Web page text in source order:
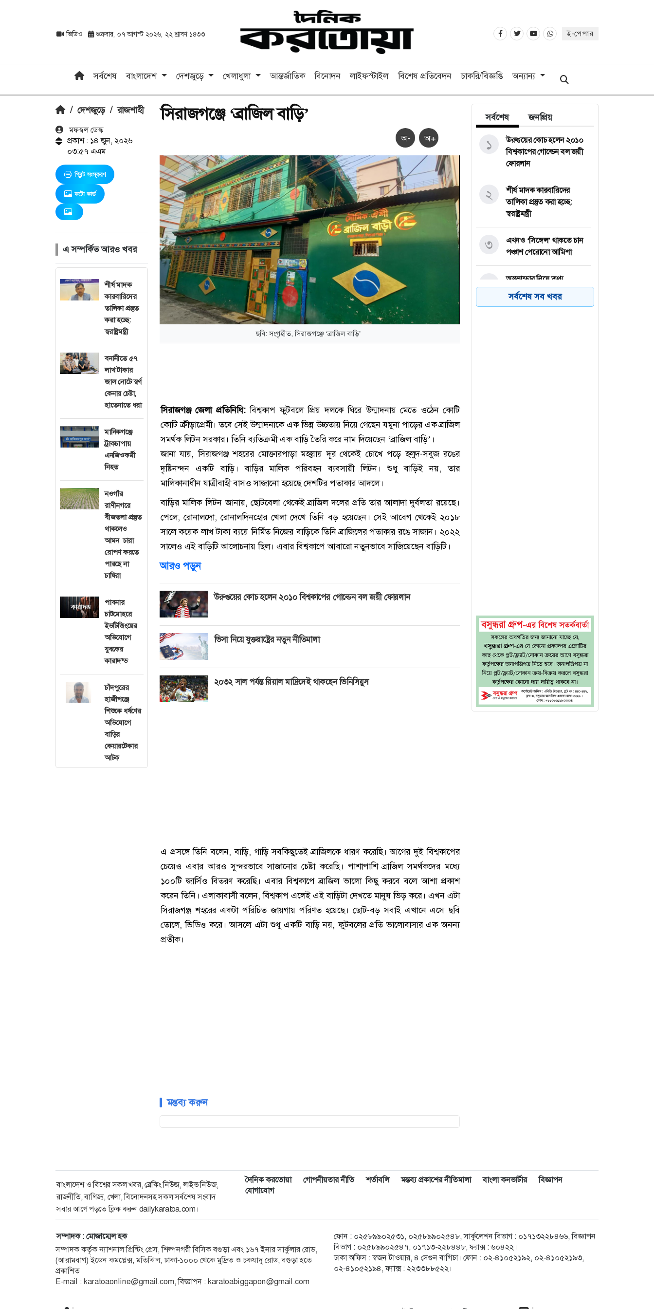
ভিডিও শুক্রবার, ০৭ আগস্ট ২০২৬, ২২ শ্রাবণ ১৪৩৩ ই-পেপার
সর্বশেষ বাংলাদেশ দেশজুড়ে খেলাধুলা আন্তর্জাতিক বিনোদন লাইফস্টাইল বিশেষ প্রতিবেদন চাকরি/বিজ্ঞপ্তি অন্যান্য
/ দেশজুড়ে / রাজশাহী
মফস্বল ডেস্ক
প্রকাশ : ১৪ জুন, ২০২৬
০৩:৫৭ এএম
প্রিন্ট সংস্করণ
ফটো কার্ড
এ সম্পর্কিত আরও খবর
শীর্ষ মাদক
কারবারিদের
তালিকা প্রস্তুত
করা হচ্ছে:
স্বরাষ্ট্রমন্ত্রী
বনানীতে ৫৭
লাখ টাকার
জাল নোটে স্বর্ণ
কেনার চেষ্টা,
হাতেনাতে ধরা
মানিকগঞ্জে
ট্রাকচাপায়
এনজিওকর্মী
নিহত
নওগাঁর
রাণীনগরে
বীজতলা প্রস্তুত
থাকলেও
আমন চারা
রোপণ করতে
পারছে না
চাষিরা
পাবনার
চাটমোহরে
ইভটিজিংয়ের
অভিযোগে
যুবকের
কারাদন্ড
চাঁদপুরের
হাজীগঞ্জে
শিশুকে ধর্ষণের
অভিযোগে
বাড়ির
কেয়ারটেকার
আটক
সিরাজগঞ্জে ‘ব্রাজিল বাড়ি’
অ- অ+
ছবি: সংগৃহীত, সিরাজগঞ্জে ‘ব্রাজিল বাড়ি’
সিরাজগঞ্জ জেলা প্রতিনিধি:বিশ্বকাপ ফুটবলে প্রিয় দলকে ঘিরে উন্মাদনায় মেতে ওঠেন কোটি
কোটি ক্রীড়াপ্রেমী। তবে সেই উন্মাদনাকে এক ভিন্ন উচ্চতায় নিয়ে গেছেন যমুনা পাড়ের এক ব্রাজিল
সমর্থক লিটন সরকার। তিনি ব্যতিক্রমী এক বাড়ি তৈরি করে নাম দিয়েছেন ‘ব্রাজিল বাড়ি’।
জানা যায়, সিরাজগঞ্জ শহরের মোক্তারপাড়া মহল্লায় দূর থেকেই চোখে পড়ে হলুদ-সবুজ রঙের
দৃষ্টিনন্দন একটি বাড়ি। বাড়ির মালিক পরিবহন ব্যবসায়ী লিটন। শুধু বাড়িই নয়, তার
মালিকানাধীন যাত্রীবাহী বাসও সাজানো হয়েছে দেশটির পতাকার আদলে।
বাড়ির মালিক লিটন জানায়, ছোটবেলা থেকেই ব্রাজিল দলের প্রতি তার আলাদা দুর্বলতা রয়েছে।
পেলে, রোনালদো, রোনালদিনহোর খেলা দেখে তিনি বড় হয়েছেন। সেই আবেগ থেকেই ২০১৮
সালে কয়েক লাখ টাকা ব্যয়ে নির্মিত নিজের বাড়িকে তিনি ব্রাজিলের পতাকার রঙে সাজান। ২০২২
সালেও এই বাড়িটি আলোচনায় ছিল। এবার বিশ্বকাপে আবারো নতুনভাবে সাজিয়েছেন বাড়িটি।
আরও পড়ুন
উরুগুয়ের কোচ হলেন ২০১০ বিশ্বকাপের গোল্ডেন বল জয়ী ফোরলান
ভিসা নিয়ে যুক্তরাষ্ট্রের নতুন নীতিমালা
২০৩২ সাল পর্যন্ত রিয়াল মাদ্রিদেই থাকছেন ভিনিসিয়ুস
এ প্রসঙ্গে তিনি বলেন, বাড়ি, গাড়ি সবকিছুতেই ব্রাজিলকে ধারণ করেছি। আগের দুই বিশ্বকাপের
চেয়েও এবার আরও সুন্দরভাবে সাজানোর চেষ্টা করেছি। পাশাপাশি ব্রাজিল সমর্থকদের মধ্যে
১০০টি জার্সিও বিতরণ করেছি। এবার বিশ্বকাপে ব্রাজিল ভালো কিছু করবে বলে আশা প্রকাশ
করেন তিনি। এলাকাবাসী বলেন, বিশ্বকাপ এলেই এই বাড়িটা দেখতে মানুষ ভিড় করে। এখন এটা
সিরাজগঞ্জ শহরের একটা পরিচিত জায়গায় পরিণত হয়েছে। ছোট-বড় সবাই এখানে এসে ছবি
তোলে, ভিডিও করে। আসলে এটা শুধু একটি বাড়ি নয়, ফুটবলের প্রতি ভালোবাসার এক অনন্য
প্রতীক।
মন্তব্য করুন
সর্বশেষ জনপ্রিয়
উরুগুয়ের কোচ হলেন ২০১০
বিশ্বকাপের গোল্ডেন বল জয়ী
ফোরলান
১
শীর্ষ মাদক কারবারিদের
তালিকা প্রস্তুত করা হচ্ছে:
স্বরাষ্ট্রমন্ত্রী
২
এখনও ‘সিঙ্গেল’ থাকতে চান
পঞ্চাশ পেরোনো আমিশা
৩
অস্ত্রভান্ডার নিয়ে তথ্য
ফাঁসকারীদের কারাদণ্ডের
হুঁশিয়ারি ট্রাম্পের
৪
সর্বশেষ সব খবর
বাংলাদেশ ও বিশ্বের সকল খবর, ব্রেকিং নিউজ, লাইভ নিউজ,
রাজনীতি, বাণিজ্য, খেলা, বিনোদনসহ সকল সর্বশেষ সংবাদ
সবার আগে পড়তে ক্লিক করুন dailykaratoa.com।
দৈনিক করতোয়া গোপনীয়তার নীতি শর্তাবলি মন্তব্য প্রকাশের নীতিমালা বাংলা কনভার্টার
বিজ্ঞাপন
যোগাযোগ
সম্পাদক : মোজাম্মেল হক
সম্পাদক কর্তৃক ন্যাশনাল প্রিন্টিং প্রেস, শিল্পনগরী বিসিক বগুড়া এবং ১৬৭ ইনার সার্কুলার রোড,
(আরামবাগ) ইডেন কমপ্লেক্স, মতিঝিল, ঢাকা-১০০০ থেকে মুদ্রিত ও চকযাদু রোড, বগুড়া হতে
প্রকাশিত।
E-mail : karatoaonline@gmail.com, বিজ্ঞাপন : karatoabiggapon@gmail.com
ফোন : ০২৫৮৯৯০২৫৩১, ০২৫৮৯৯০২৫৪৮, সার্কুলেশন বিভাগ : ০১৭১৩২২৮৪৬৬, বিজ্ঞাপন
বিভাগ : ০২৫৮৯৯০২৫৪৭, ০১৭১৩-২২৮৪৪৮, ফ্যাক্স : ৬০৪২২।
ঢাকা অফিস : স্বজন টাওয়ার, ৪ সেগুন বাগিচা। ফোন : ০২-৪১০৫২১৯২, ০২-৪১০৫২১৯৩,
০২-৪১০৫২১৯৪, ফ্যাক্স : ২২৩৩৮৮৫২২।